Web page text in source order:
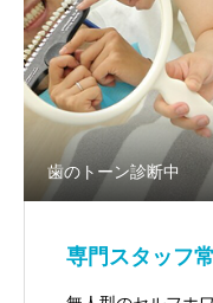
歯のトーン診断中
専門スタッフ